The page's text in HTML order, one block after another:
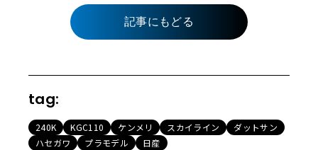
記事にもどる
tag:
240K KGC110 ケンメリ スカイライン
ダットサン
ハセガワ
プラモデル 日産